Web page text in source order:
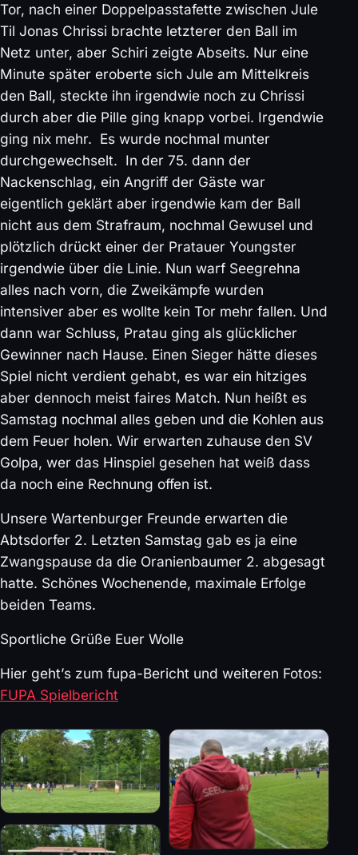
Tor, nach einer Doppelpasstafette zwischen Jule
Til Jonas Chrissi brachte letzterer den Ball im
Netz unter, aber Schiri zeigte Abseits. Nur eine
Minute später eroberte sich Jule am Mittelkreis
den Ball, steckte ihn irgendwie noch zu Chrissi
durch aber die Pille ging knapp vorbei. Irgendwie
ging nix mehr. Es wurde nochmal munter
durchgewechselt. In der 75. dann der
Nackenschlag, ein Angriff der Gäste war
eigentlich geklärt aber irgendwie kam der Ball
nicht aus dem Strafraum, nochmal Gewusel und
plötzlich drückt einer der Pratauer Youngster
irgendwie über die Linie. Nun warf Seegrehna
alles nach vorn, die Zweikämpfe wurden
intensiver aber es wollte kein Tor mehr fallen. Und
dann war Schluss, Pratau ging als glücklicher
Gewinner nach Hause. Einen Sieger hätte dieses
Spiel nicht verdient gehabt, es war ein hitziges
aber dennoch meist faires Match. Nun heißt es
Samstag nochmal alles geben und die Kohlen aus
dem Feuer holen. Wir erwarten zuhause den SV
Golpa, wer das Hinspiel gesehen hat weiß dass
da noch eine Rechnung offen ist.
Unsere Wartenburger Freunde erwarten die
Abtsdorfer 2. Letzten Samstag gab es ja eine
Zwangspause da die Oranienbaumer 2. abgesagt
hatte. Schönes Wochenende, maximale Erfolge
beiden Teams.
Sportliche Grüße Euer Wolle
Hier geht’s zum fupa-Bericht und weiteren Fotos:
FUPA Spielbericht